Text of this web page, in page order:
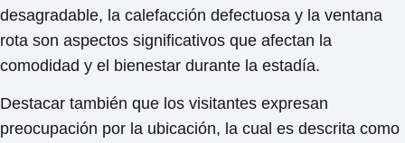
desagradable, la calefacción defectuosa y la ventana
rota son aspectos significativos que afectan la
comodidad y el bienestar durante la estadía.
Destacar también que los visitantes expresan
preocupación por la ubicación, la cual es descrita como